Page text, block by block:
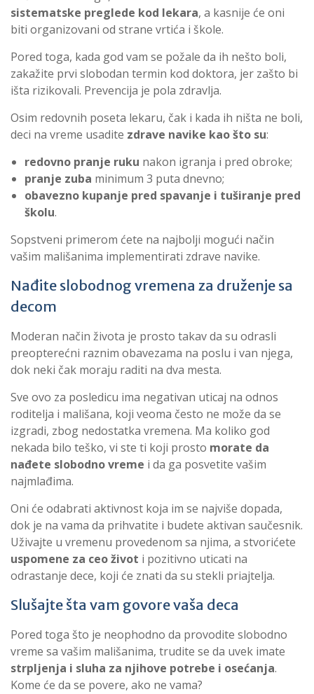
sistematske preglede kod lekara, a kasnije će oni
biti organizovani od strane vrtića i škole.
Pored toga, kada god vam se požale da ih nešto boli,
zakažite prvi slobodan termin kod doktora, jer zašto bi
išta rizikovali. Prevencija je pola zdravlja.
Osim redovnih poseta lekaru, čak i kada ih ništa ne boli,
deci na vreme usadite zdrave navike kao što su:
redovno pranje ruku nakon igranja i pred obroke;
pranje zuba minimum 3 puta dnevno;
obavezno kupanje pred spavanje i tuširanje pred
školu.
Sopstveni primerom ćete na najbolji mogući način
vašim mališanima implementirati zdrave navike.
Nađite slobodnog vremena za druženje sa
decom
Moderan način života je prosto takav da su odrasli
preopterećni raznim obavezama na poslu i van njega,
dok neki čak moraju raditi na dva mesta.
Sve ovo za posledicu ima negativan uticaj na odnos
roditelja i mališana, koji veoma često ne može da se
izgradi, zbog nedostatka vremena. Ma koliko god
nekada bilo teško, vi ste ti koji prosto morate da
nađete slobodno vreme i da ga posvetite vašim
najmlađima.
Oni će odabrati aktivnost koja im se najviše dopada,
dok je na vama da prihvatite i budete aktivan saučesnik.
Uživajte u vremenu provedenom sa njima, a stvorićete
uspomene za ceo život i pozitivno uticati na
odrastanje dece, koji će znati da su stekli priajtelja.
Slušajte šta vam govore vaša deca
Pored toga što je neophodno da provodite slobodno
vreme sa vašim mališanima, trudite se da uvek imate
strpljenja i sluha za njihove potrebe i osećanja.
Kome će da se povere, ako ne vama?